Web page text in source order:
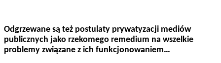
Odgrzewane są też postulaty prywatyzacji mediów
publicznych jako rzekomego remedium na wszelkie
problemy związane z ich funkcjonowaniem…